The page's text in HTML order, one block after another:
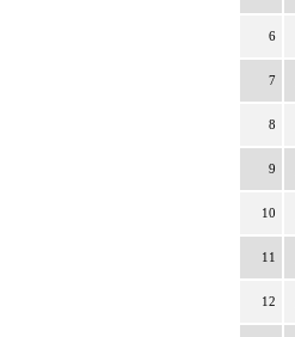
6
7
8
9
10
11
12